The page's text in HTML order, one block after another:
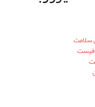
سلامت
فیست